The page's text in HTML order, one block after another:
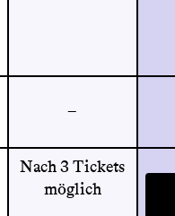
–
Nach 3 Tickets
möglich